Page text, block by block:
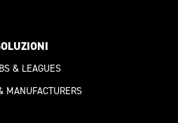
& LEAGUES
MANUFACTURERS